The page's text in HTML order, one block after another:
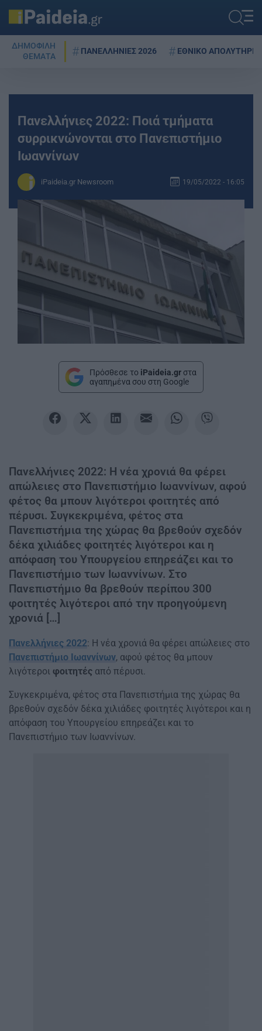
ΔΗΜΟΦΙΛΗ
ΘΕΜΑΤΑ
ΠΑΝΕΛΛΗΝΙΕΣ 2026 ΕΘΝΙΚΟ ΑΠΟΛΥΤΗΡΙΟ
Πανελλήνιες 2022: Ποιά τμήματα
συρρικνώνονται στο Πανεπιστήμιο
Ιωαννίνων
iPaideia.gr Newsroom 19/05/2022 - 16:05
Πρόσθεσε το iPaideia.gr στα
αγαπημένα σου στη Google
Πανελλήνιες 2022: Η νέα χρονιά θα φέρει
απώλειες στο Πανεπιστήμιο Ιωαννίνων, αφού
φέτος θα μπουν λιγότεροι φοιτητές από
πέρυσι. Συγκεκριμένα, φέτος στα
Πανεπιστήμια της χώρας θα βρεθούν σχεδόν
δέκα χιλιάδες φοιτητές λιγότεροι και η
απόφαση του Υπουργείου επηρεάζει και το
Πανεπιστήμιο των Ιωαννίνων. Στο
Πανεπιστήμιο θα βρεθούν περίπου 300
φοιτητές λιγότεροι από την προηγούμενη
χρονιά […]
Πανελλήνιες 2022: Η νέα χρονιά θα φέρει απώλειες στο
Πανεπιστήμιο Ιωαννίνων, αφού φέτος θα μπουν
λιγότεροι φοιτητές από πέρυσι.
Συγκεκριμένα, φέτος στα Πανεπιστήμια της χώρας θα
βρεθούν σχεδόν δέκα χιλιάδες φοιτητές λιγότεροι και η
απόφαση του Υπουργείου επηρεάζει και το
Πανεπιστήμιο των Ιωαννίνων.